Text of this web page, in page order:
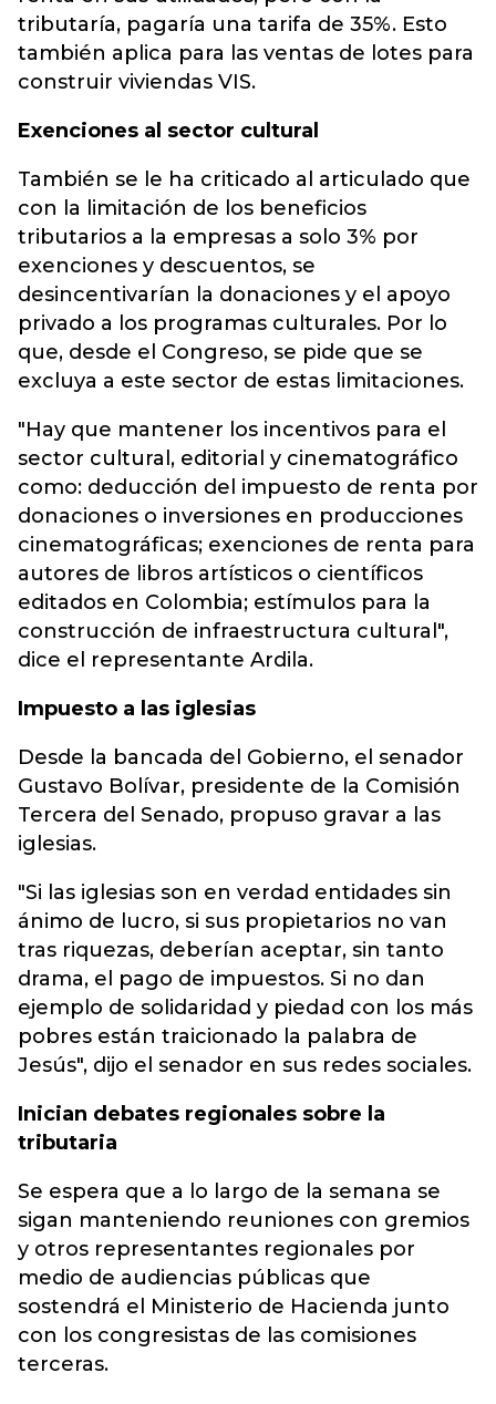
tributaría, pagaría una tarifa de 35%. Esto
también aplica para las ventas de lotes para
construir viviendas VIS.
Exenciones al sector cultural
También se le ha criticado al articulado que
con la limitación de los beneficios
tributarios a la empresas a solo 3% por
exenciones y descuentos, se
desincentivarían la donaciones y el apoyo
privado a los programas culturales. Por lo
que, desde el Congreso, se pide que se
excluya a este sector de estas limitaciones.
"Hay que mantener los incentivos para el
sector cultural, editorial y cinematográfico
como: deducción del impuesto de renta por
donaciones o inversiones en producciones
cinematográficas; exenciones de renta para
autores de libros artísticos o científicos
editados en Colombia; estímulos para la
construcción de infraestructura cultural",
dice el representante Ardila.
Impuesto a las iglesias
Desde la bancada del Gobierno, el senador
Gustavo Bolívar, presidente de la Comisión
Tercera del Senado, propuso gravar a las
iglesias.
"Si las iglesias son en verdad entidades sin
ánimo de lucro, si sus propietarios no van
tras riquezas, deberían aceptar, sin tanto
drama, el pago de impuestos. Si no dan
ejemplo de solidaridad y piedad con los más
pobres están traicionado la palabra de
Jesús", dijo el senador en sus redes sociales.
Inician debates regionales sobre la
tributaria
Se espera que a lo largo de la semana se
sigan manteniendo reuniones con gremios
y otros representantes regionales por
medio de audiencias públicas que
sostendrá el Ministerio de Hacienda junto
con los congresistas de las comisiones
terceras.